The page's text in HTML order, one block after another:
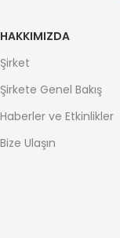
HAKKIMIZDA
Şirket
Şirkete Genel Bakış
Haberler ve Etkinlikler
Bize Ulaşın